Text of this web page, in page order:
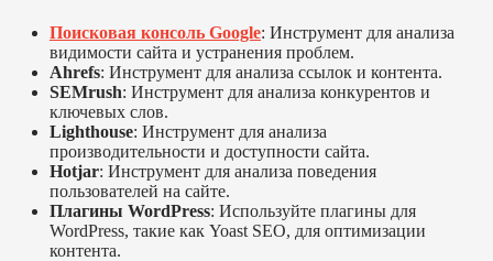
Поисковая консоль Google: Инструмент для анализа
видимости сайта и устранения проблем.
Ahrefs: Инструмент для анализа ссылок и контента.
SEMrush: Инструмент для анализа конкурентов и
ключевых слов.
Lighthouse: Инструмент для анализа
производительности и доступности сайта.
Hotjar: Инструмент для анализа поведения
пользователей на сайте.
Плагины WordPress: Используйте плагины для
WordPress, такие как Yoast SEO, для оптимизации
контента.